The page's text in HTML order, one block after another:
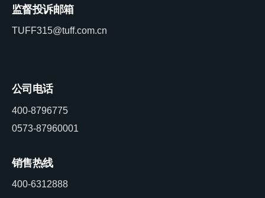
监督投诉邮箱
TUFF315@tuff.com.cn
公司电话
400-8796775
0573-87960001
销售热线
400-6312888